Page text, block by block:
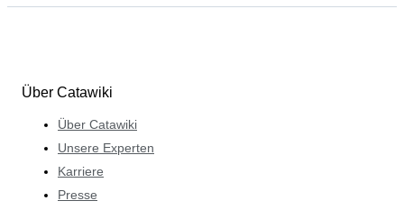
Über Catawiki
Über Catawiki
Unsere Experten
Karriere
Presse